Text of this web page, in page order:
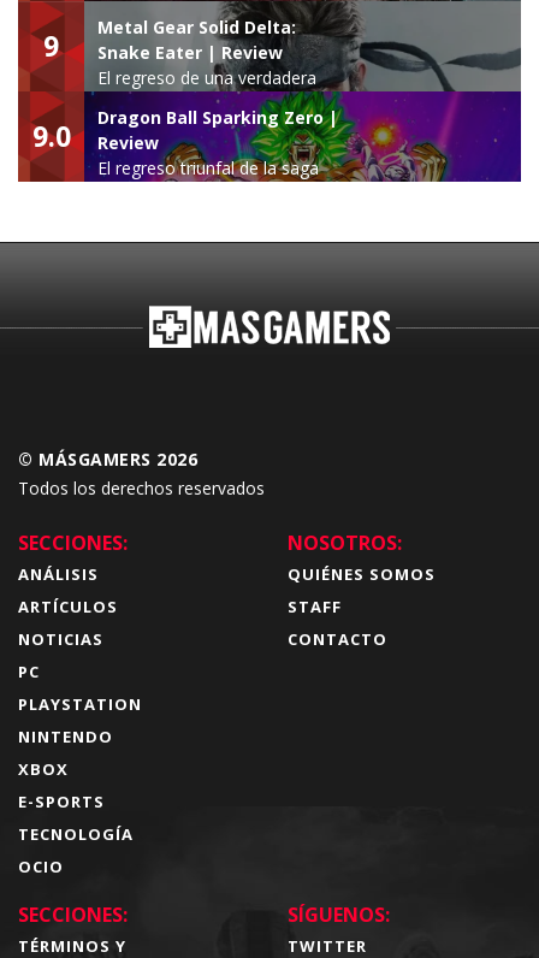
9
Metal Gear Solid Delta:
Snake Eater | Review
El regreso de una verdadera
leyenda
9.0
Dragon Ball Sparking Zero |
Review
El regreso triunfal de la saga
© MÁSGAMERS 2026
Todos los derechos reservados
SECCIONES:
ANÁLISIS
ARTÍCULOS
NOTICIAS
PC
PLAYSTATION
NINTENDO
XBOX
E-SPORTS
TECNOLOGÍA
OCIO
NOSOTROS:
QUIÉNES SOMOS
STAFF
CONTACTO
SECCIONES:
TÉRMINOS Y
SÍGUENOS:
TWITTER